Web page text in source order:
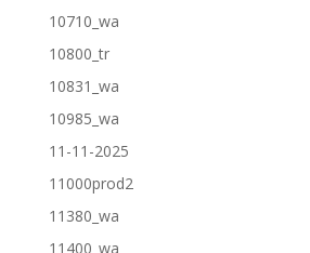
10710_wa
10800_tr
10831_wa
10985_wa
11-11-2025
11000prod2
11380_wa
11400_wa